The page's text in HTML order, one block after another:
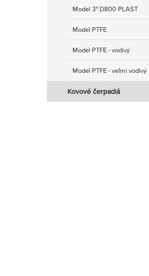
Model 3" D800 PLAST
Model PTFE
Model PTFE - vodivý
Model PTFE - veľmi vodivý
Kovové čerpadlá